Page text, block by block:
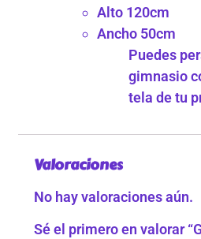
Alto 120cm
Ancho 50cm
Puedes
gimnasio
tela de tu
Valoraciones
No hay valoraciones aún.
Sé el primero en valorar